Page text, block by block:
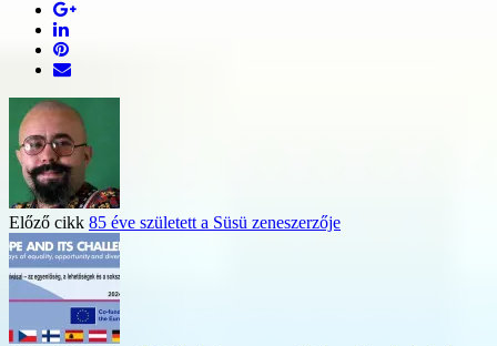
Előző cikk 85 éve született a Süsü zeneszerzője